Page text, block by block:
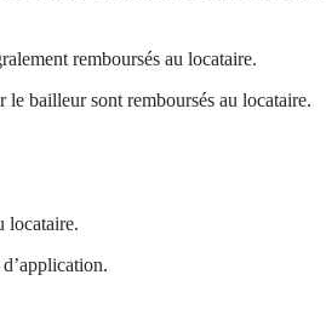
remboursés au locataire.
le bailleur sont remboursés au locataire.
locataire.